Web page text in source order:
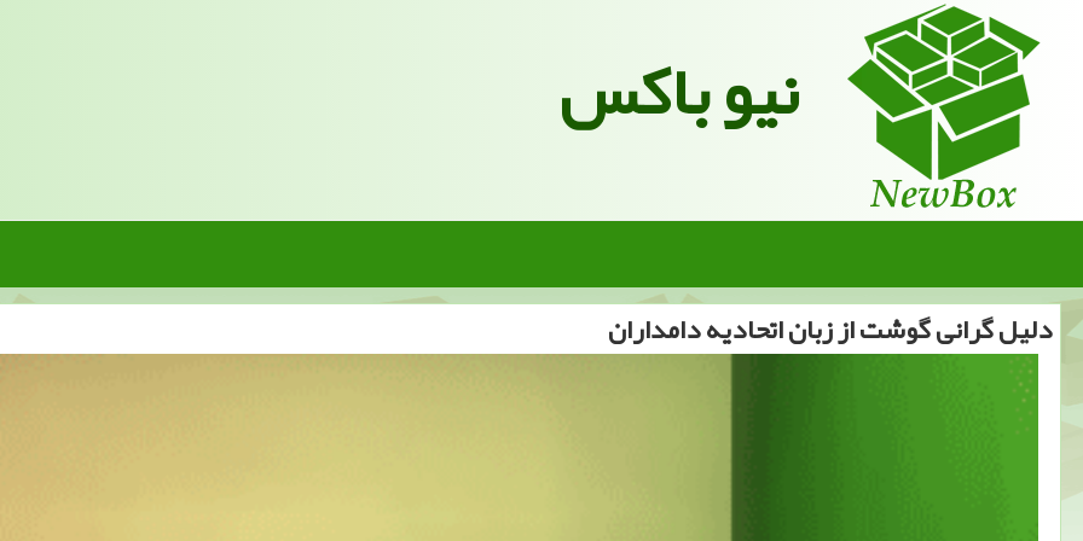
نیو باکس
دلیل گرانی گوشت از زبان اتحادیه دامداران